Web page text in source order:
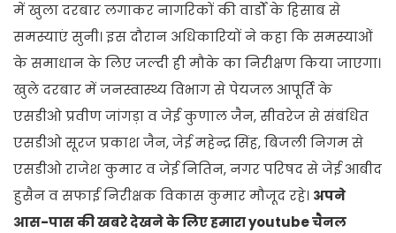
में खुला दरबार लगाकर नागरिकों की वार्डों के हिसाब से
समस्याएं सुनी। इस दौरान अधिकारियों ने कहा कि समस्याओं
के समाधान के लिए जल्दी ही मौके का निरीक्षण किया जाएगा।
खुले दरबार में जनस्वास्थ्य विभाग से पेयजल आपूर्ति के
एसडीओ प्रवीण जांगड़ा व जेई कुणाल जैन, सीवरेज से संबंधित
एसडीओ सूरज प्रकाश जैन, जेई महेन्द्र सिंह, बिजली निगम से
एसडीओ राजेश कुमार व जेई नितिन, नगर परिषद से जेई आबीद
हुसैन व सफाई निरीक्षक विकास कुमार मौजूद रहे। अपने
आस-पास की खबरे देखने के लिए हमारा youtube चैनल